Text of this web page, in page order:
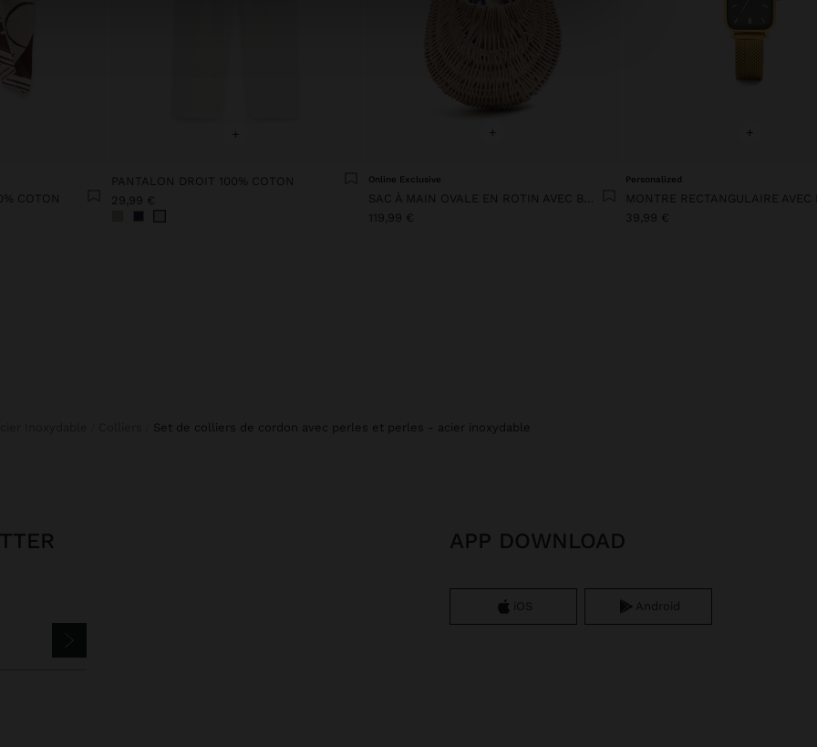
COTON
+
PANTALON DROIT 100% COTON
29,99 €
+
Online Exclusive
119,99 €
+
Personalized
39,99 €
set de colliers de cordon avec perles et perles - acier inoxydable
APP DOWNLOAD
iOS Android